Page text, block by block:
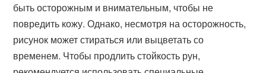
быть осторожным и внимательным, чтобы не
повредить кожу. Однако, несмотря на осторожность,
рисунок может стираться или выцветать со
временем. Чтобы продлить стойкость рун,